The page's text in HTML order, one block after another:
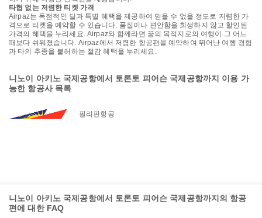
타협 없는 저렴한 티켓 가격
Airpaz는 독점적인 딜과 특별 혜택을 제공하여 믿을 수 없을 정도로 저렴한 가
격으로 티켓을 예약할 수 있습니다. 품질이나 편안함을 희생하지 않고 할인된
가격의 혜택을 누리세요. Airpaz와 함께라면 꿈의 목적지로의 여행이 그 어느
때보다 쉬워졌습니다. Airpaz에서 저렴한 항공편을 예약하여 뛰어난 여행 경험
과 타의 추종을 불허하는 절감 혜택을 누리세요.
니노이 아키노 국제공항에서 토론토 피어슨 국제공항까지 이용 가
능한 항공사 목록
필리핀항공
니노이 아키노 국제공항에서 토론토 피어슨 국제공항까지의 항공
편에 대한 FAQ